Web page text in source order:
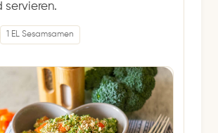
servieren.
1 EL Sesamsamen